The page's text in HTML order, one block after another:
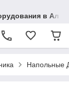
в
Напольные